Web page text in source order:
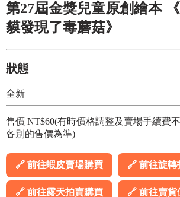
第27屆金獎兒童原創繪本
貘發現了毒蘑菇》
狀態
全新
售價 NT$60(有時價格調整及賣場手續費
各別的售價為準)
🔗 前往蝦皮賣場購買 🔗 前往旋轉
🔗 前往露天拍賣購買 🔗 前往賣貨